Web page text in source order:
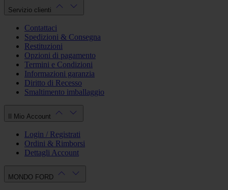
Servizio clienti
Contattaci
Spedizioni & Consegna
Restituzioni
Opzioni di pagamento
Termini e Condizioni
Informazioni garanzia
Diritto di Recesso
Smaltimento imballaggio
Il Mio Account
Login / Registrati
Ordini & Rimborsi
Dettagli Account
MONDO FORD